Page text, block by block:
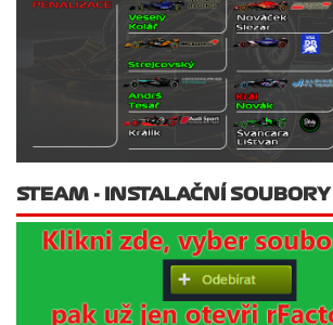
STEAM - INSTALAČNÍ SOUBORY